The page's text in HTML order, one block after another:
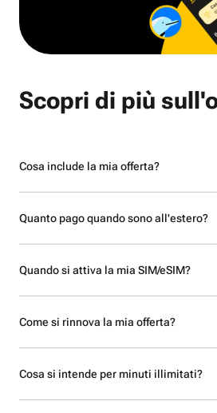
Scopri di più
Cosa include la mia offerta?
Quanto pago quando sono all'estero?
Quando si attiva la mia SIM/eSIM?
Come si rinnova la mia offerta?
Cosa si intende per minuti illimitati?